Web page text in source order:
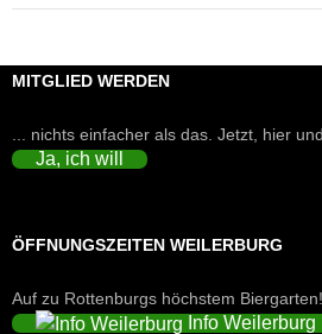
MITGLIED WERDEN
... nichts einfacher als das. Jetzt, hier
Ja, ich will
ÖFFNUNGSZEITEN WEILERBURG
Auf zu Rottenburgs höchstem Biergarten!
Info Weilerburg